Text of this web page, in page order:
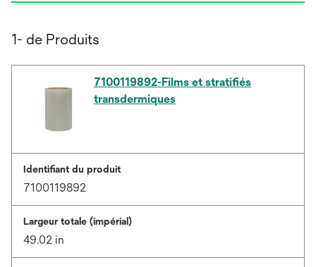
1- de Produits
7100119892-Films et stratifiés
transdermiques
Identifiant du produit
7100119892
Largeur totale (impérial)
49.02 in